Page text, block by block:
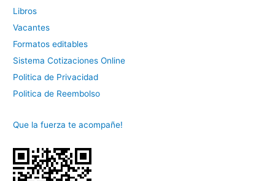
Libros
Vacantes
Formatos editables
Sistema Cotizaciones Online
Politica de Privacidad
Politica de Reembolso
Que la fuerza te acompañe!